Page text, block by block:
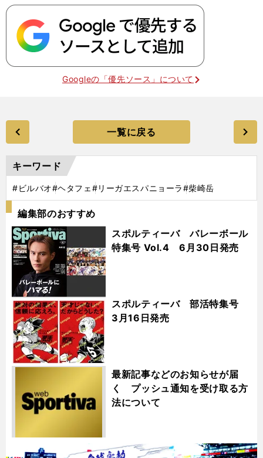
Googleの「優先ソース」について
一覧に戻る
キーワード
#ビルバオ#ヘタフェ #リーガエスパニョーラ#柴崎岳
編集部のおすすめ
スポルティーバ バレーボール
特集号 Vol.4 6月30日発売
スポルティーバ 部活特集号
3月16日発売
最新記事などのお知らせが届
く プッシュ通知を受け取る方
法について